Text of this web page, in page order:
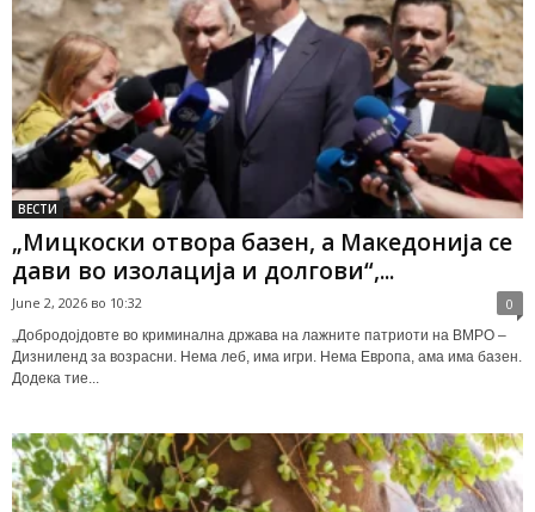
ВЕСТИ
„Мицкоски отвора базен, а Македонија се
дави во изолација и долгови“,...
June 2, 2026 во 10:32 0
„Добродојдовте во криминална држава на лажните патриоти на ВМРО –
Дизниленд за возрасни. Нема леб, има игри. Нема Европа, ама има базен.
Додека тие...